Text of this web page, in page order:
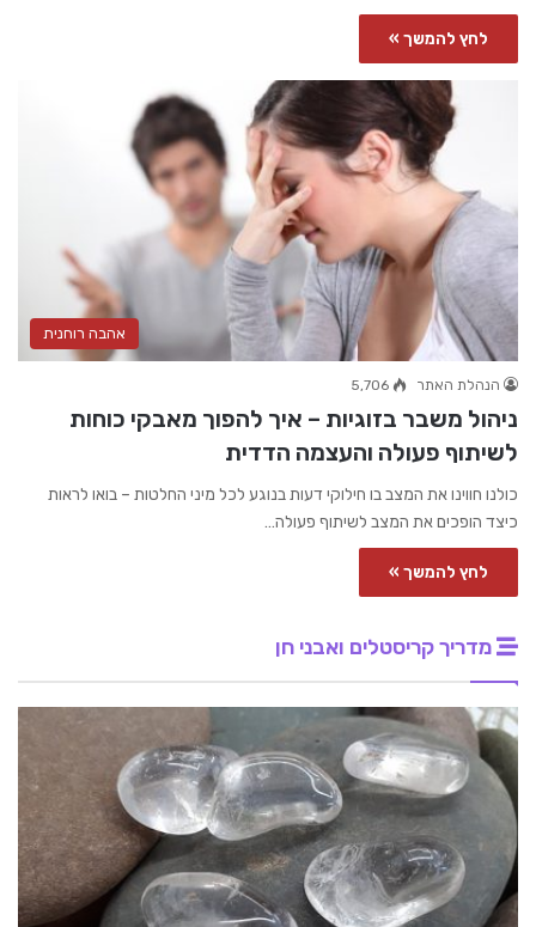
לחץ להמשך »
אהבה רוחנית
הנהלת האתר 5,706
ניהול משבר בזוגיות – איך להפוך מאבקי כוחות
לשיתוף פעולה והעצמה הדדית
כולנו חווינו את המצב בו חילוקי דעות בנוגע לכל מיני החלטות – בואו לראות
כיצד הופכים את המצב לשיתוף פעולה…
לחץ להמשך »
מדריך קריסטלים ואבני חן